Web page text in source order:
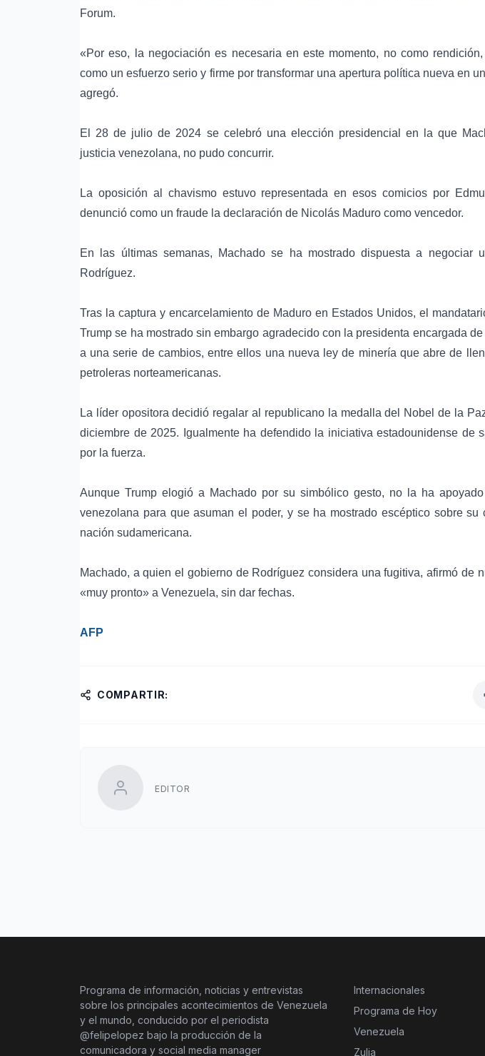
Forum.
«Por eso, la negociación es necesaria en este momento, no como
como un esfuerzo serio y firme por transformar una apertura política nueva en
agregó.
El 28 de julio de 2024 se celebró una elección presidencial en la que
justicia venezolana, no pudo concurrir.
La oposición al chavismoestuvo representada en esos comicios por
denunció como un fraude la declaración de Nicolás Maduro como vencedor.
En las últimas semanas, Machado se ha mostrado dispuesta a negociar
Rodríguez.
Tras la captura y encarcelamiento de Maduro en Estados Unidos, el
Trump se ha mostrado sin embargo agradecido con la presidenta encargada
a una serie de cambios, entre ellos una nueva ley de minería que abre de
petroleras norteamericanas.
La líder opositora decidió regalar al republicano la medalla del Nobel de la
diciembre de 2025. Igualmente ha defendido la iniciativa estadounidense de
por la fuerza.
Aunque Trump elogió a Machado por su simbólico gesto, no la ha
venezolana para que asuman el poder, y se ha mostrado escéptico sobre su
nación sudamericana.
Machado, a quien el gobierno de Rodríguez considera una fugitiva, afirmó de
«muy pronto» a Venezuela, sin dar fechas.
AFP
COMPARTIR:
EDITOR
Programa de información, noticias y entrevistas
sobre los principales acontecimientos de Venezuela
y el mundo, conducido por el periodista
@felipelopez bajo la producción de la
comunicadora y social media manager
Internacionales
Programa de Hoy
Venezuela
Zulia